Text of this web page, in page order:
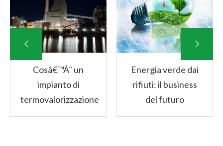
Cosâ€™Ã¨ un
impianto di
termovalorizzazione
Energia verde dai
rifiuti: il business
del futuro